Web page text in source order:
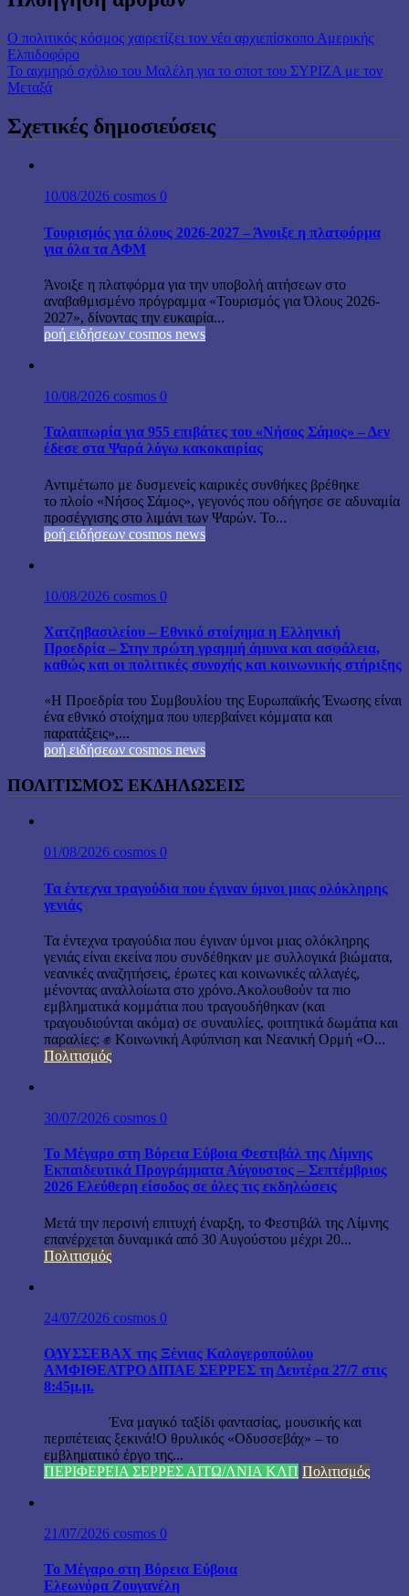
Ο πολιτικός κόσμος χαιρετίζει τον νέο αρχιεπίσκοπο Αμερικής
Ελπιδοφόρο
Το αιχμηρό σχόλιο του Μαλέλη για το σποτ του ΣΥΡΙΖΑ με τον
Μεταξά
Σχετικές δημοσιεύσεις
10/08/2026 cosmos 0
Τουρισμός για όλους 2026-2027 – Άνοιξε η πλατφόρμα
για όλα τα ΑΦΜ
Άνοιξε η πλατφόρμα για την υποβολή αιτήσεων στο
αναβαθμισμένο πρόγραμμα «Τουρισμός για Όλους 2026-
2027», δίνοντας την ευκαιρία...
ροή ειδήσεων cosmos news
10/08/2026 cosmos 0
Ταλαιπωρία για 955 επιβάτες του «Νήσος Σάμος» – Δεν
έδεσε στα Ψαρά λόγω κακοκαιρίας
Αντιμέτωπο με δυσμενείς καιρικές συνθήκες βρέθηκε
το πλοίο «Νήσος Σάμος», γεγονός που οδήγησε σε αδυναμία
προσέγγισης στο λιμάνι των Ψαρών. Το...
ροή ειδήσεων cosmos news
10/08/2026 cosmos 0
Χατζηβασιλείου – Εθνικό στοίχημα η Ελληνική
Προεδρία – Στην πρώτη γραμμή άμυνα και ασφάλεια,
καθώς και οι πολιτικές συνοχής και κοινωνικής στήριξης
«Η Προεδρία του Συμβουλίου της Ευρωπαϊκής Ένωσης είναι
ένα εθνικό στοίχημα που υπερβαίνει κόμματα και
παρατάξεις»,...
ροή ειδήσεων cosmos news
ΠΟΛΙΤΙΣΜΟΣ ΕΚΔΗΛΩΣΕΙΣ
01/08/2026 cosmos 0
Τα έντεχνα τραγούδια που έγιναν ύμνοι μιας ολόκληρης
γενιάς
Τα έντεχνα τραγούδια που έγιναν ύμνοι μιας ολόκληρης
γενιάς είναι εκείνα που συνδέθηκαν με συλλογικά βιώματα,
νεανικές αναζητήσεις, έρωτες και κοινωνικές αλλαγές,
μένοντας αναλλοίωτα στο χρόνο.Ακολουθούν τα πιο
εμβληματικά κομμάτια που τραγουδήθηκαν (και
τραγουδιούνται ακόμα) σε συναυλίες, φοιτητικά δωμάτια και
παραλίες: ✊ Κοινωνική Αφύπνιση και Νεανική Ορμή «Ο...
Πολιτισμός
30/07/2026 cosmos 0
Το Μέγαρο στη Βόρεια Εύβοια Φεστιβάλ της Λίμνης
Εκπαιδευτικά Προγράμματα Αύγουστος – Σεπτέμβριος
2026 Ελεύθερη είσοδος σε όλες τις εκδηλώσεις
Μετά την περσινή επιτυχή έναρξη, το Φεστιβάλ της Λίμνης
επανέρχεται δυναμικά από 30 Αυγούστου μέχρι 20...
Πολιτισμός
24/07/2026 cosmos 0
ΟΔΥΣΣΕΒΑΧ της Ξένιας Καλογεροπούλου
ΑΜΦΙΘΕΑΤΡΟ ΔΙΠΑΕ ΣΕΡΡΕΣ τη Δευτέρα 27/7 στις
8:45μ.μ.
Ένα μαγικό ταξίδι φαντασίας, μουσικής και
περιπέτειας ξεκινά!Ο θρυλικός «Οδυσσεβάχ» – το
εμβληματικό έργο της...
ΠΕΡΙΦΕΡΕΙΑ ΣΕΡΡΕΣ ΑΙΤΩ/ΛΝΙΑ ΚΛΠ Πολιτισμός
21/07/2026 cosmos 0
Το Μέγαρο στη Βόρεια Εύβοια
Ελεωνόρα Ζουγανέλη